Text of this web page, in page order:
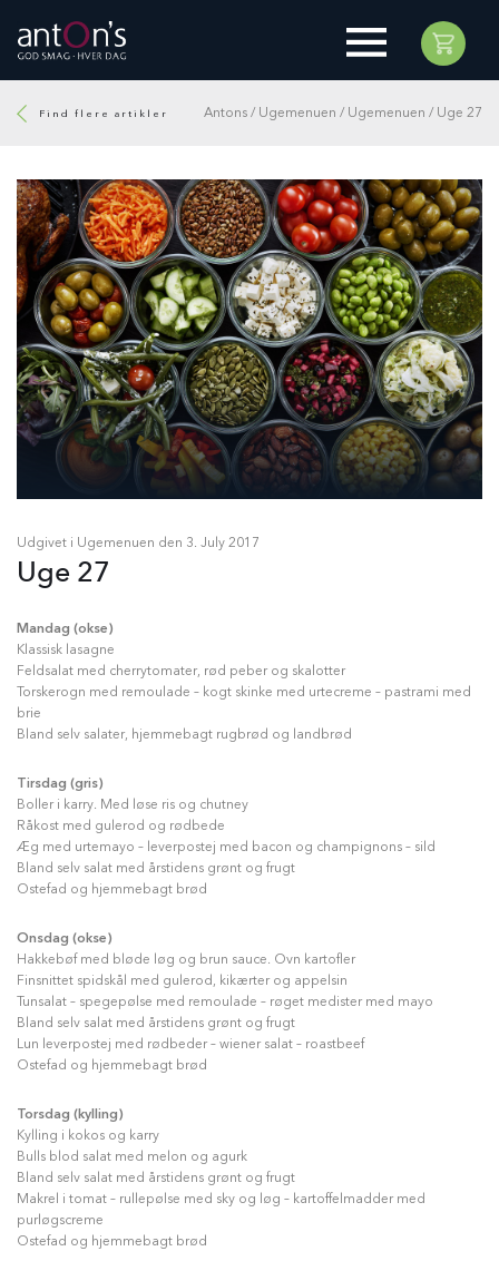
Find flere artikler Antons / Ugemenuen / Ugemenuen / Uge 27
Udgivet i Ugemenuen den 3. July 2017
Uge 27
Mandag (okse)
Klassisk lasagne
Feldsalat med cherrytomater, rød peber og skalotter
Torskerogn med remoulade – kogt skinke med urtecreme – pastrami med
brie
Bland selv salater, hjemmebagt rugbrød og landbrød
Tirsdag (gris)
Boller i karry. Med løse ris og chutney
Råkost med gulerod og rødbede
Æg med urtemayo – leverpostej med bacon og champignons – sild
Bland selv salat med årstidens grønt og frugt
Ostefad og hjemmebagt brød
Onsdag (okse)
Hakkebøf med bløde løg og brun sauce. Ovn kartofler
Finsnittet spidskål med gulerod, kikærter og appelsin
Tunsalat – spegepølse med remoulade – røget medister med mayo
Bland selv salat med årstidens grønt og frugt
Lun leverpostej med rødbeder – wiener salat – roastbeef
Ostefad og hjemmebagt brød
Torsdag (kylling)
Kylling i kokos og karry
Bulls blod salat med melon og agurk
Bland selv salat med årstidens grønt og frugt
Makrel i tomat – rullepølse med sky og løg – kartoffelmadder med
purløgscreme
Ostefad og hjemmebagt brød